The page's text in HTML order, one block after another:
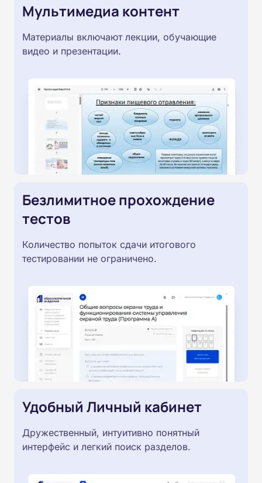
Мультимедиа контент
Материалы включают лекции, обучающие
видео и презентации.
Безлимитное прохождение
тестов
Количество попыток сдачи итогового
тестировании не ограничено.
Удобный Личный кабинет
Дружественный, интуитивно понятный
интерфейс и легкий поиск разделов.